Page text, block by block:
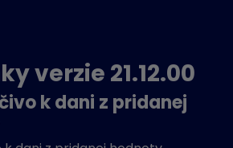
verzie 21.12.00
k dani z pridanej